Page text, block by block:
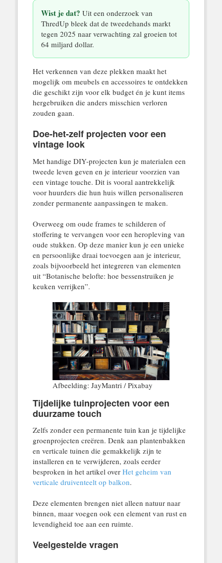
Wist je dat? Uit een onderzoek van
ThredUp bleek dat de tweedehands markt
tegen 2025 naar verwachting zal groeien tot
64 miljard dollar.
Het verkennen van deze plekken maakt het
mogelijk om meubels en accessoires te ontdekken
die geschikt zijn voor elk budget én je kunt items
hergebruiken die anders misschien verloren
zouden gaan.
Doe-het-zelf projecten voor een
vintage look
Met handige DIY-projecten kun je materialen een
tweede leven geven en je interieur voorzien van
een vintage touche. Dit is vooral aantrekkelijk
voor huurders die hun huis willen personaliseren
zonder permanente aanpassingen te maken.
Overweeg om oude frames te schilderen of
stoffering te vervangen voor een heropleving van
oude stukken. Op deze manier kun je een unieke
en persoonlijke draai toevoegen aan je interieur,
zoals bijvoorbeeld het integreren van elementen
uit “Botanische belofte: hoe bessenstruiken je
keuken verrijken”.
Afbeelding: JayMantri / Pixabay
Tijdelijke tuinprojecten voor een
duurzame touch
Zelfs zonder een permanente tuin kan je tijdelijke
groenprojecten creëren. Denk aan plantenbakken
en verticale tuinen die gemakkelijk zijn te
installeren en te verwijderen, zoals eerder
besproken in het artikel over Het geheim van
verticale druiventeelt op balkon.
Deze elementen brengen niet alleen natuur naar
binnen, maar voegen ook een element van rust en
levendigheid toe aan een ruimte.
Veelgestelde vragen